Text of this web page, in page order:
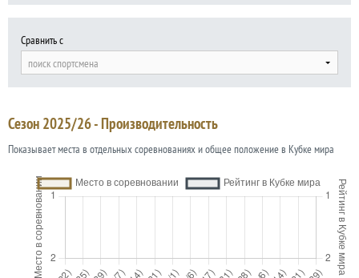
Сравнить с
поиск спортсмена
Сезон 2025/26 - Производительность
Показывает места в отдельных соревнованиях и общее положение в Кубке мира